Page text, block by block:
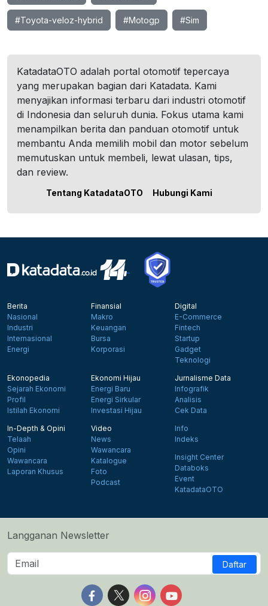
#Toyota-veloz-hybrid #Motogp #Sim
KatadataOTO adalah portal otomotif tepercaya
yang merupakan bagian dari Katadata. Kami
menyajikan informasi terbaru dari industri otomotif
di Indonesia dan seluruh dunia. Fokus utama kami
menampilkan berita dan panduan otomotif untuk
membantu Anda memilih mobil dan motor sebelum
memutuskan untuk membeli, lewat ulasan, tips,
dan review.
Tentang KatadataOTO Hubungi Kami
Berita
Nasional
Industri
Internasional
Energi
Finansial
Makro
Keuangan
Bursa
Korporasi
Digital
E-Commerce
Fintech
Startup
Gadget
Teknologi
Ekonopedia
Sejarah Ekonomi
Profil
Istilah Ekonomi
Ekonomi Hijau
Energi Baru
Energi Sirkular
Investasi Hijau
Jurnalisme Data
Infografik
Analisis
Cek Data
In-Depth & Opini
Telaah
Opini
Wawancara
Laporan Khusus
Video
News
Wawancara
Katalogue
Foto
Podcast
Info
Indeks
Insight Center
Databoks
Event
KatadataOTO
Langganan Newsletter
Daftar
Follow us on Facebook
Follow us on X
Follow us on Instagram
Follow us on